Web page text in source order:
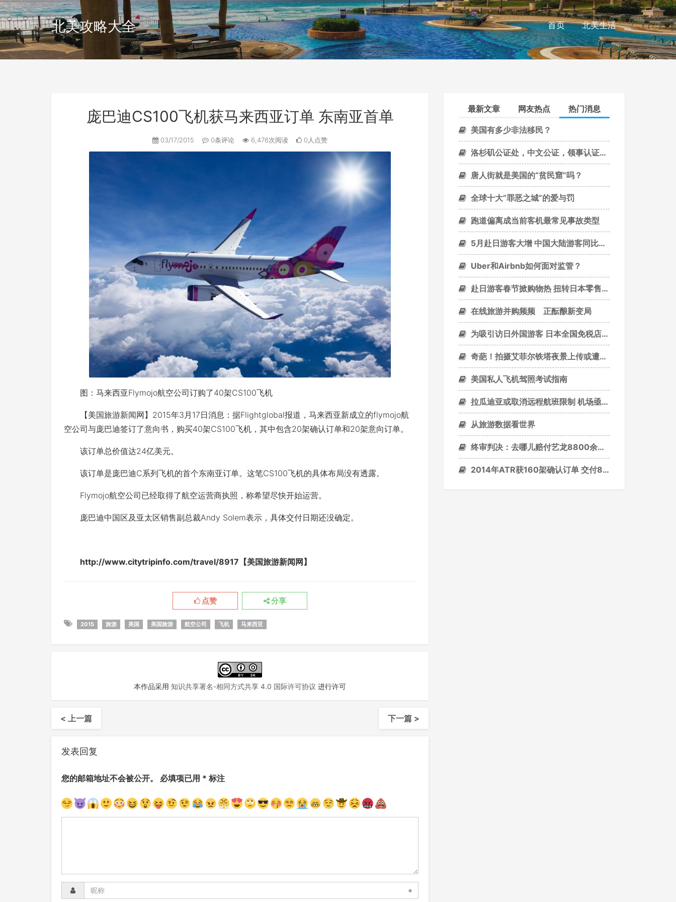
北美攻略大全 首页 北美生活
庞巴迪CS100飞机获马来西亚订单 东南亚首单
03/17/2015 0条评论 6,476次阅读 0人点赞
图：马来西亚Flymojo航空公司订购了40架CS100飞机
【美国旅游新闻网】2015年3月17日消息：据Flightglobal报道，马来西亚新成立的flymojo航
空公司与庞巴迪签订了意向书，购买40架CS100飞机，其中包含20架确认订单和20架意向订单。
该订单总价值达24亿美元。
该订单是庞巴迪C系列飞机的首个东南亚订单。这笔CS100飞机的具体布局没有透露。
Flymojo航空公司已经取得了航空运营商执照，称希望尽快开始运营。
庞巴迪中国区及亚太区销售副总裁Andy Solem表示，具体交付日期还没确定。
http://www.citytripinfo.com/travel/8917【美国旅游新闻网】
点赞 分享
2015 旅游 美国 美国旅游 航空公司 飞机 马来西亚
本作品采用 知识共享署名-相同方式共享 4.0 国际许可协议 进行许可
< 上一篇 下一篇 >
发表回复
您的邮箱地址不会被公开。 必填项已用 * 标注
*
最新文章 网友热点 热门消息
美国有多少非法移民？
洛杉矶公证处，中文公证，领事认证，三级认证 - 保证满意，价格最低
唐人街就是美国的“贫民窟”吗？
全球十大“罪恶之城”的爱与罚
跑道偏离成当前客机最常见事故类型
5月赴日游客大增 中国大陆游客同比增加1.3倍
Uber和Airbnb如何面对监管？
赴日游客春节掀购物热 扭转日本零售业传统淡季
在线旅游并购频频 正酝酿新变局
为吸引访日外国游客 日本全国免税店数已超万家
奇葩！拍摄艾菲尔铁塔夜景上传或遭罚款
美国私人飞机驾照考试指南
拉瓜迪亚或取消远程航班限制 机场亟需翻新
从旅游数据看世界
终审判决：去哪儿赔付艺龙8800余万元
2014年ATR获160架确认订单 交付83架